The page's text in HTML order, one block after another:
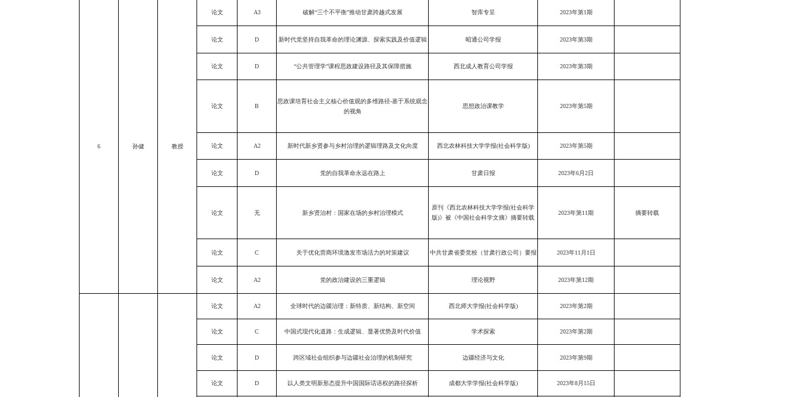
6 孙健 教授
论文 A3 破解“三个不平衡”推动甘肃跨越式发展 智库专呈 2023年第1期
论文 D 新时代党坚持自我革命的理论渊源、探索实践及价值逻辑 昭通公司学报 2023年第3期
论文 D “公共管理学”课程思政建设路径及其保障措施 西北成人教育公司学报 2023年第3期
论文 B
思政课培育社会主义核心价值观的多维路径-基于系统观念
的视角
思想政治课教学 2023年第5期
论文 A2 新时代新乡贤参与乡村治理的逻辑理路及文化向度 西北农林科技大学学报(社会科学版) 2023年第5期
论文 D 党的自我革命永远在路上 甘肃日报 2023年6月2日
论文 无 新乡贤治村：国家在场的乡村治理模式
原刊《西北农林科技大学学报(社会科学
版)》被《中国社会科学文摘》摘要转载
2023年第11期 摘要转载
论文 C 关于优化营商环境激发市场活力的对策建议 中共甘肃省委党校（甘肃行政公司）要报 2023年11月1日
论文 A2 党的政治建设的三重逻辑 理论视野 2023年第12期
论文 A2 全球时代的边疆治理：新特质、新结构、新空间 西北师大学报(社会科学版) 2023年第2期
论文 C 中国式现代化道路：生成逻辑、显著优势及时代价值 学术探索 2023年第2期
论文 D 跨区域社会组织参与边疆社会治理的机制研究 边疆经济与文化 2023年第9期
论文 D 以人类文明新形态提升中国国际话语权的路径探析 成都大学学报(社会科学版) 2023年8月15日